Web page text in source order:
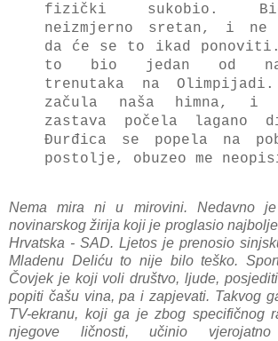
fizički sukobio.
neizmjerno sretan, i ne
da će se to ikad
to bio jedan od
trenutaka na
začula naša himna, i
zastava počela lagano
Đurđica se popela na
postolje, obuzeo me
Nema mira ni u mirovini. Nedavno
novinarskog žirija koji je proglasio
Hrvatska - SAD. Ljetos je prenosio
Mladenu Deliću to nije bilo teško.
Čovjek je koji voli društvo, ljude,
popiti čašu vina, pa i zapjevati. Takvog
TV-ekranu, koji ga je zbog specifičnog
njegove ličnosti, učinio vjerojatno